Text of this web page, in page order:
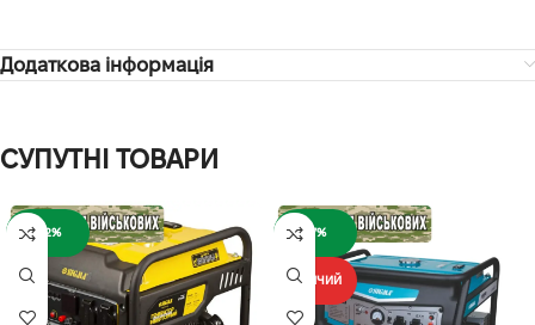
Додаткова інформація
СУПУТНІ ТОВАРИ
-12% -7%
ГАРЯЧИЙ